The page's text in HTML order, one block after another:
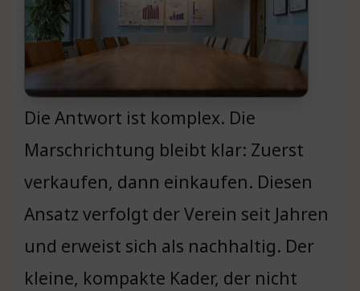
Die Antwort ist komplex. Die
Marschrichtung bleibt klar: Zuerst
verkaufen, dann einkaufen. Diesen
Ansatz verfolgt der Verein seit Jahren
und erweist sich als nachhaltig. Der
kleine, kompakte Kader, der nicht